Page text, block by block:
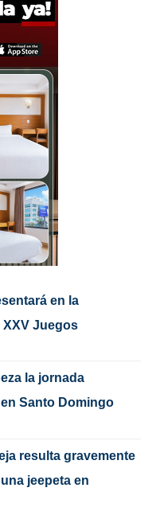
en la
Juegos
la jornada
Santo Domingo
resulta gravemente
jeepeta en